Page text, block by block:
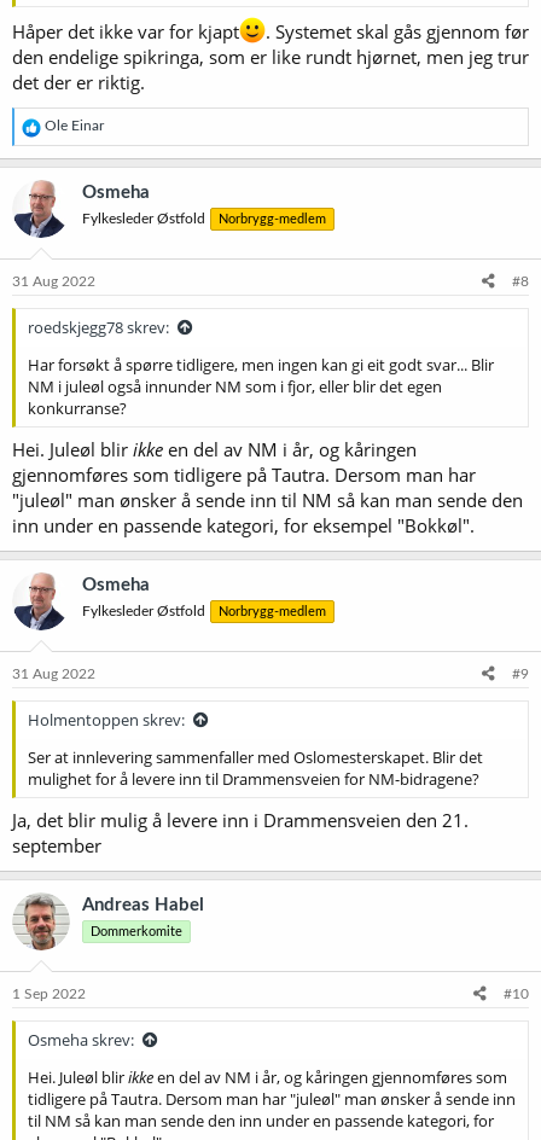
Håper det ikke var for kjapt
. Systemet skal gås gjennom før
den endelige spikringa, som er like rundt hjørnet, men jeg trur
det der er riktig.
R
e
a
k
s
j
o
e
Ole Einar
Osmeha
Fylkesleder Østfold Norbrygg-medlem
31 Aug 2022 #8
roedskjegg78 skrev:
Har forsøkt å spørre tidligere, men ingen kan gi eit godt svar... Blir
NM i juleøl også innunder NM som i fjor, eller blir det egen
konkurranse?
Hei. Juleøl blir ikke en del av NM i år, og kåringen
gjennomføres som tidligere på Tautra. Dersom man har
"juleøl" man ønsker å sende inn til NM så kan man sende den
inn under en passende kategori, for eksempel "Bokkøl".
Osmeha
Fylkesleder Østfold Norbrygg-medlem
31 Aug 2022 #9
Holmentoppen skrev:
Ser at innlevering sammenfaller med Oslomesterskapet. Blir det
mulighet for å levere inn til Drammensveien for NM-bidragene?
Ja, det blir mulig å levere inn i Drammensveien den 21.
september
Andreas Habel
Dommerkomite
1 Sep 2022 #10
Osmeha skrev:
Hei. Juleøl blirikkeen del av NM i år, og kåringen gjennomføres som
tidligere på Tautra. Dersom man har "juleøl" man ønsker å sende inn
til NM så kan man sende den inn under en passende kategori, for